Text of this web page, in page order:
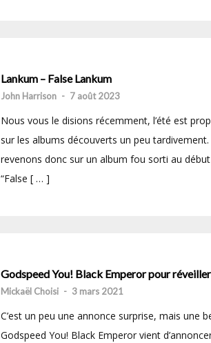
Lankum – False Lankum
John Harrison - 7 août 2023
Nous vous le disions récemment, l’été est
sur les albums découverts un peu tardivement.
revenons donc sur un album fou sorti au
“False [ … ]
Godspeed You! Black Emperor pour
Mickaël Choisi - 3 mars 2021
C’est un peu une annonce surprise, mais une
Godspeed You! Black Emperor vient